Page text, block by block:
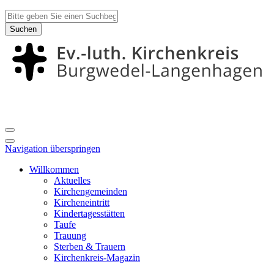
Suchen
Navigation überspringen
Willkommen
Aktuelles
Kirchengemeinden
Kircheneintritt
Kindertagesstätten
Taufe
Trauung
Sterben & Trauern
Kirchenkreis-Magazin